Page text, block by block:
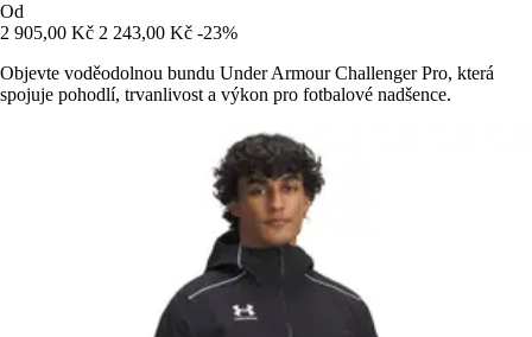
Od
2 905,00 Kč 2 243,00 Kč -23%
Objevte voděodolnou bundu Under Armour Challenger Pro, která
spojuje pohodlí, trvanlivost a výkon pro fotbalové nadšence.